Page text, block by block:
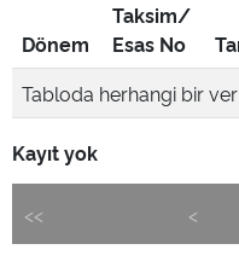
Dönem
Taksim/
Esas No
Tabloda herhangi bir
Kayıt yok
<< <